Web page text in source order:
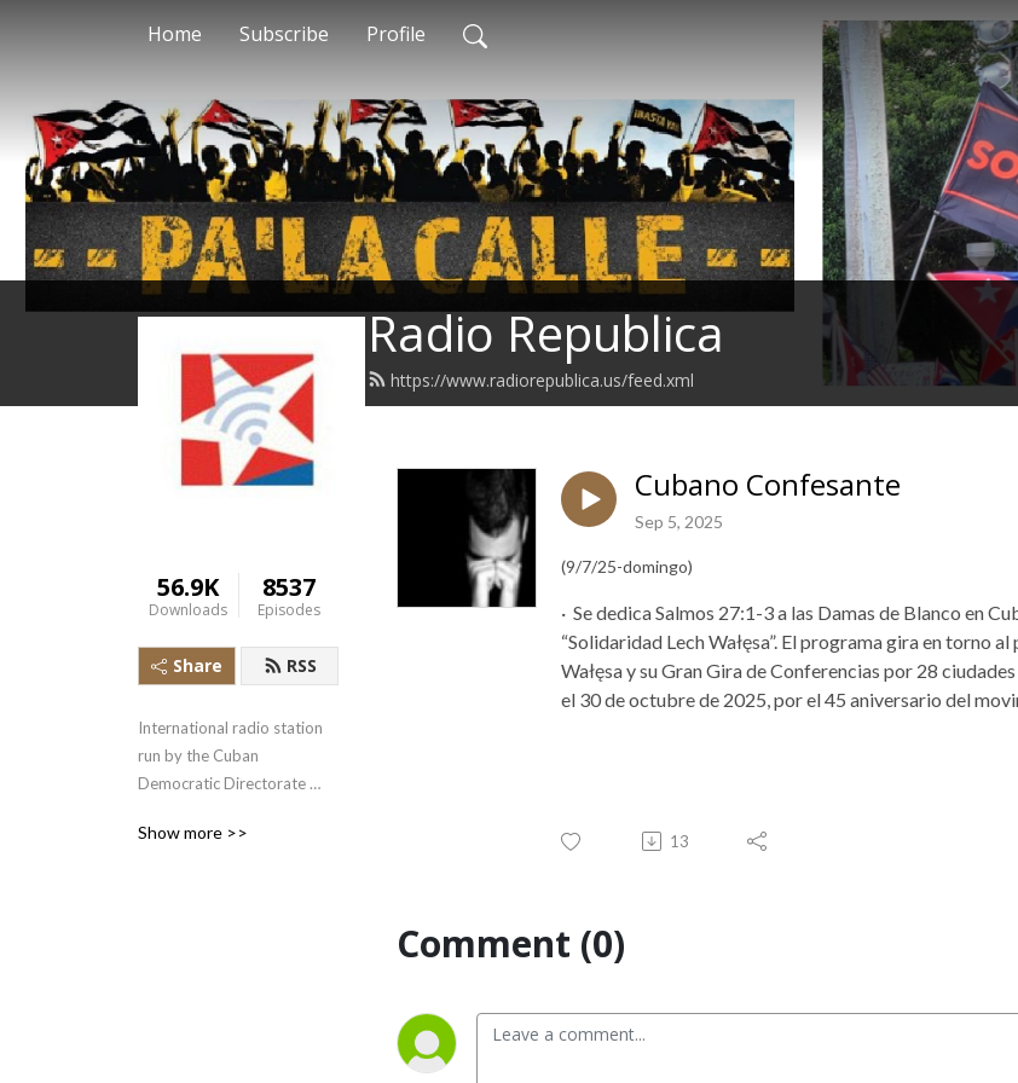
Home Subscribe Profile
Radio Republica
https://www.radiorepublica.us/feed.xml
56.9K
Downloads
8537
Episodes
Share RSS
International radio station
run by the Cuban
Democratic Directorate
news and information to the
Show more >>
Cubano Confesante
Sep 5, 2025
(9/7/25-domingo)
· Se dedica Salmos 27:1-3 a las Damas de Blanco en
“Solidaridad Lech Wałęsa”. El programa gira en torno
Wałęsa y su Gran Gira de Conferencias por 28
el 30 de octubre de 2025, por el 45 aniversario del
13
Comment (0)